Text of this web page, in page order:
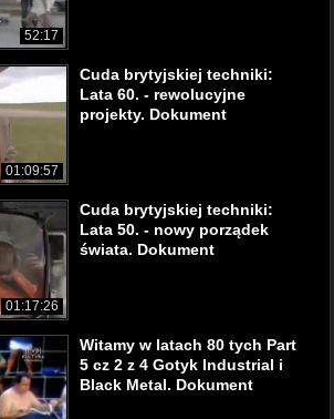
52:17
01:09:57
Cuda brytyjskiej techniki:
Lata 60. - rewolucyjne
projekty. Dokument
01:17:26
Cuda brytyjskiej techniki:
Lata 50. - nowy porządek
świata. Dokument
Witamy w latach 80 tych Part
5 cz 2 z 4 Gotyk Industrial i
Black Metal. Dokument